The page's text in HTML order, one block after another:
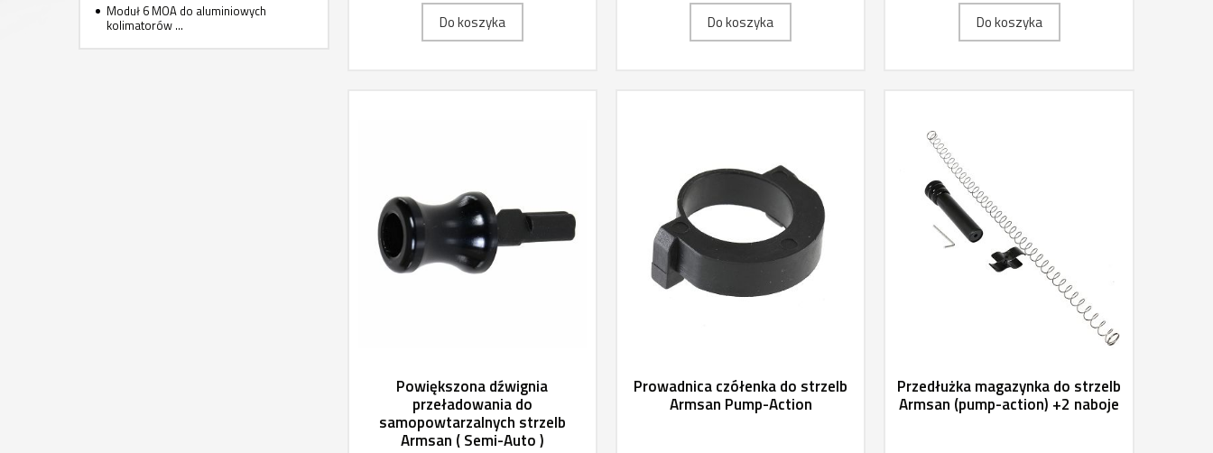
Do koszyka Do koszyka Do koszyka
Powiększona dźwignia
przeładowania do
samopowtarzalnych strzelb
Armsan ( Semi-Auto )
Prowadnica czółenka do strzelb
Armsan Pump-Action
Przedłużka magazynka do strzelb
Armsan (pump-action) +2 naboje
Moduł 6 MOA do aluminiowych
kolimatorów ...